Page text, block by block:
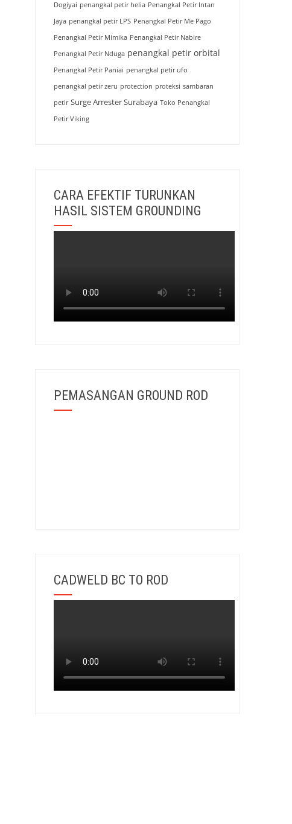
Dogiyai penangkal petir helia Penangkal Petir Intan
Jaya penangkal petir LPS Penangkal Petir Me Pago
Penangkal Petir Mimika Penangkal Petir Nabire
Penangkal Petir Nduga penangkal petir orbital
Penangkal Petir Paniai penangkal petir ufo
penangkal petir zeru protection proteksi sambaran
petir Surge Arrester Surabaya Toko Penangkal
Petir Viking
CARA EFEKTIF TURUNKAN
HASIL SISTEM GROUNDING
PEMASANGAN GROUND ROD
CADWELD BC TO ROD